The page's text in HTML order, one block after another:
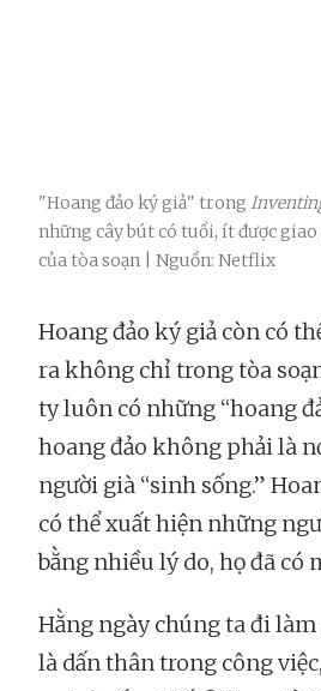
"Hoang đảo ký giả" trong
những cây bút có tuổi, ít được
của tòa soạn | Nguồn: Netflix
Hoang đảo ký giả còn có
ra không chỉ trong tòa
ty luôn có những “hoang
hoang đảo không phải là
người già “sinh sống.”
có thể xuất hiện những
bằng nhiều lý do, họ đã có
Hằng ngày chúng ta đi
là dấn thân trong công